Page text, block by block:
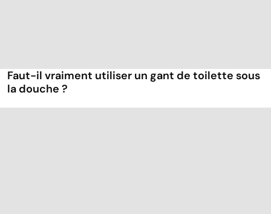
Faut-il vraiment utiliser un gant de toilette sous
la douche ?